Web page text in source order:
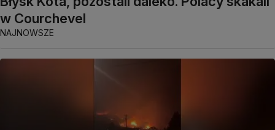
w Courchevel
NAJNOWSZE